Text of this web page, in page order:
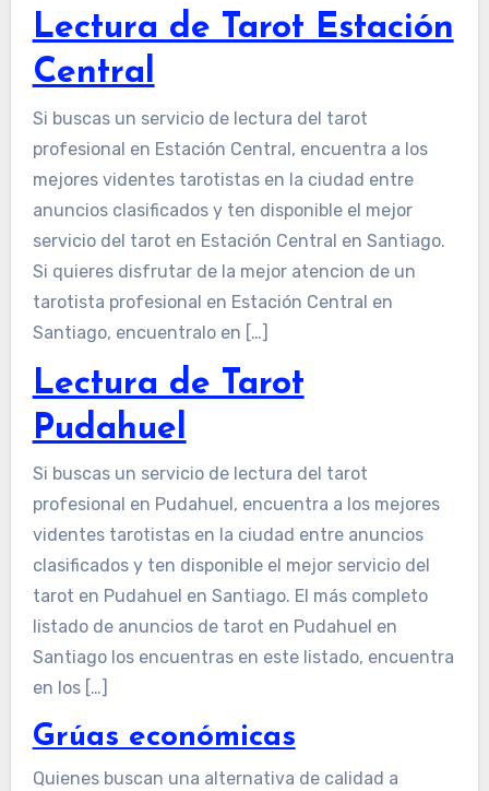
Lectura de Tarot Estación
Central
Si buscas un servicio de lectura del tarot
profesional en Estación Central, encuentra a los
mejores videntes tarotistas en la ciudad entre
anuncios clasificados y ten disponible el mejor
servicio del tarot en Estación Central en Santiago.
Si quieres disfrutar de la mejor atencion de un
tarotista profesional en Estación Central en
Santiago, encuentralo en […]
Lectura de Tarot
Pudahuel
Si buscas un servicio de lectura del tarot
profesional en Pudahuel, encuentra a los mejores
videntes tarotistas en la ciudad entre anuncios
clasificados y ten disponible el mejor servicio del
tarot en Pudahuel en Santiago. El más completo
listado de anuncios de tarot en Pudahuel en
Santiago los encuentras en este listado, encuentra
en los […]
Grúas económicas
Quienes buscan una alternativa de calidad a